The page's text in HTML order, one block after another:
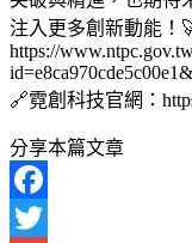
注入更多創新動能！
https://
🔗霓創科技官網：
分享本篇文章
Facebook